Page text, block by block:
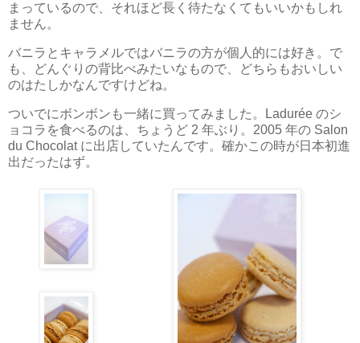
まっているので、それほど長く待たなくてもいいかもしれ
ません。
バニラとキャラメルではバニラの方が個人的には好き。で
も、どんぐりの背比べみたいなもので、どちらもおいしい
のはたしかなんですけどね。
ついでにボンボンも一緒に買ってみました。Ladurée のシ
ョコラを食べるのは、ちょうど 2 年ぶり。2005 年の Salon
du Chocolat に出店していたんです。確かこの時が日本初進
出だったはず。